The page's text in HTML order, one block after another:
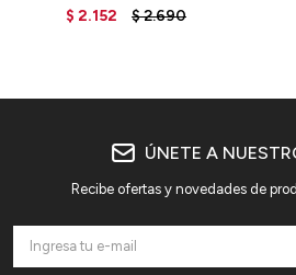
MT23227DKJ - GREEN
$ 2.152 $2.690
ÚNETE A
Recibe ofertas y novedades de